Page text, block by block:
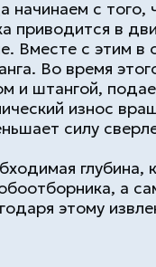
с того,
приводится в
Вместе с этим в
Во время
и штангой,
износ
силу
а
этому